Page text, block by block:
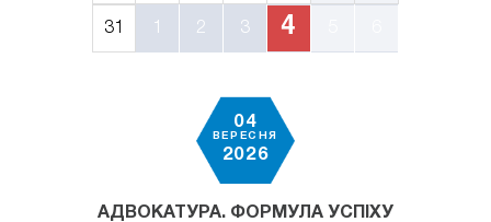
31 1 2 3 4
04
ВЕРЕСНЯ
2026
АДВОКАТУРА. ФОРМУЛА УСПІХУ